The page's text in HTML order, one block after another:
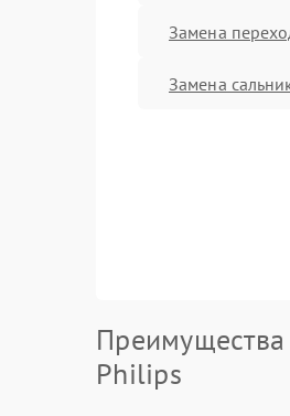
Замена
Замена
Преимущества
Philips